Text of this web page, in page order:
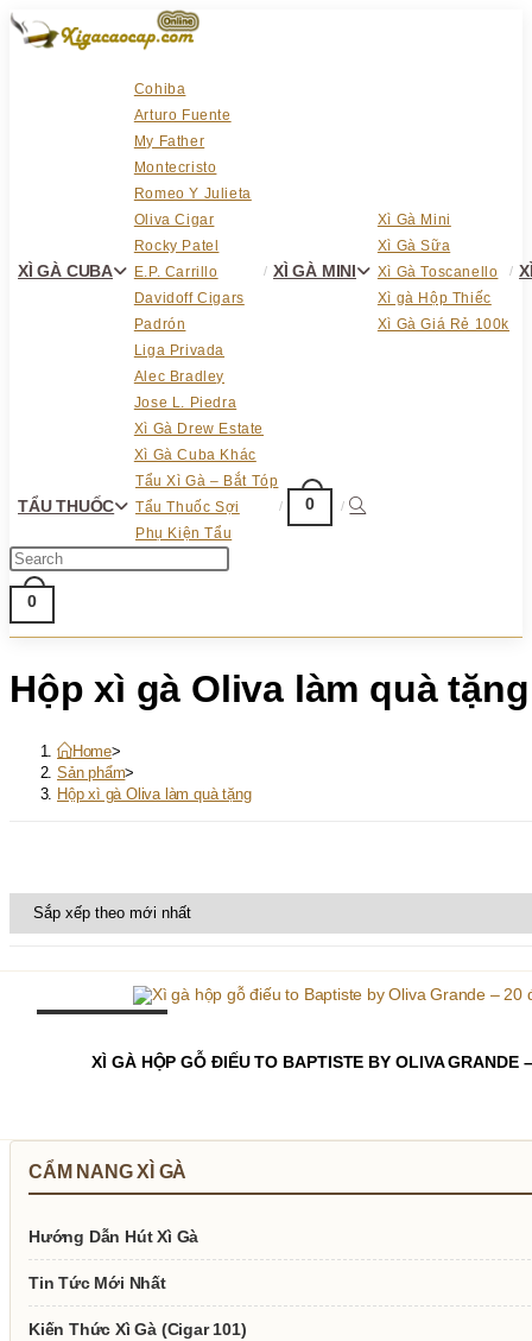
Skip
XÌ GÀ CUBA
Cohiba
Arturo Fuente
My Father
Montecristo
Romeo Y Julieta
Oliva Cigar
Rocky Patel
E.P. Carrillo
Davidoff Cigars
Padrón
Liga Privada
Alec Bradley
Jose L. Piedra
Xì Gà Drew Estate
Xì Gà Cuba Khác
XÌ GÀ MINI
Xì Gà Mini
Xì Gà Sữa
Xì Gà Toscanello
Xì gà Hộp Thiếc
Xì Gà Giá Rẻ 100k
TẨU THUỐC
Tẩu Xì Gà – Bắt Tóp
Tẩu Thuốc Sợi
Phụ Kiện Tẩu
0 TOGGLE
SEARCH
close
search
0
Hộp xì gà Oliva làm quà tặng
Home>
Sản phẩm>
Hộp xì gà Oliva làm quà tặng
XÌ GÀ HỘP GỖ ĐIẾU TO BAPTISTE BY OLIVA GRANDE
CẨM NANG XÌ GÀ
Hướng Dẫn Hút Xì Gà
Tin Tức Mới Nhất
Kiến Thức Xì Gà (Cigar 101)